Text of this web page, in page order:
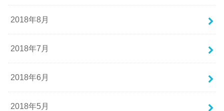
2018年8月
2018年7月
2018年6月
2018年5月